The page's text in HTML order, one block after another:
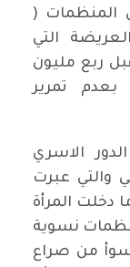
(
التي
ربع مليون
بعدم تمرير
الاسري
والتي عبرت
دخلت المرأة
نسوية
من صراع